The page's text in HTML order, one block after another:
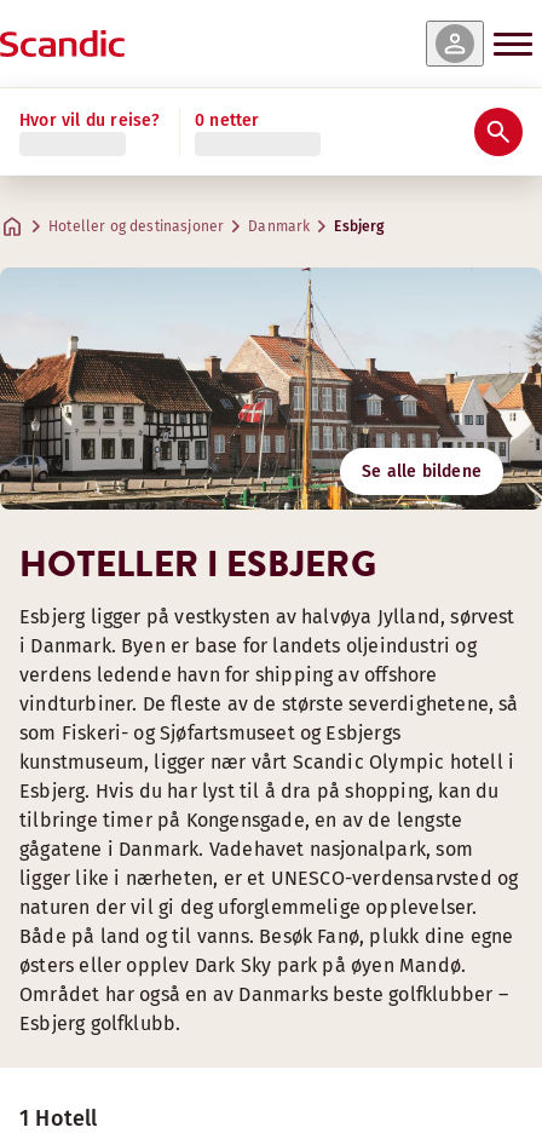
Hvor vil du reise? 0 netter
Hoteller og destinasjoner Danmark Esbjerg
Se alle bildene
1 Hotell
HOTELLER I ESBJERG
Esbjerg ligger på vestkysten av halvøya Jylland, sørvest
i Danmark. Byen er base for landets oljeindustri og
verdens ledende havn for shipping av offshore
vindturbiner. De fleste av de største severdighetene, så
som Fiskeri- og Sjøfartsmuseet og Esbjergs
kunstmuseum, ligger nær vårt Scandic Olympic hotell i
Esbjerg. Hvis du har lyst til å dra på shopping, kan du
tilbringe timer på Kongensgade, en av de lengste
gågatene i Danmark. Vadehavet nasjonalpark, som
ligger like i nærheten, er et UNESCO-verdensarvsted og
naturen der vil gi deg uforglemmelige opplevelser.
Både på land og til vanns. Besøk Fanø, plukk dine egne
østers eller opplev Dark Sky park på øyen Mandø.
Området har også en av Danmarks beste golfklubber –
Esbjerg golfklubb.